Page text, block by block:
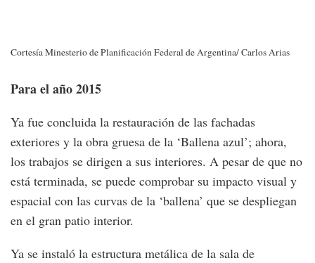
Cortesía Minesterio de Planificación Federal de Argentina/ Carlos Arias
Para el año 2015
Ya fue concluida la restauración de las fachadas
exteriores y la obra gruesa de la ‘Ballena azul’; ahora,
los trabajos se dirigen a sus interiores. A pesar de que no
está terminada, se puede comprobar su impacto visual y
espacial con las curvas de la ‘ballena’ que se despliegan
en el gran patio interior.
Ya se instaló la estructura metálica de la sala de